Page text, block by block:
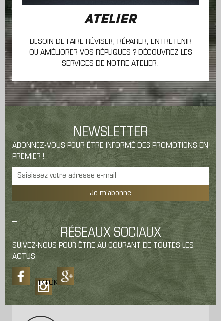
ATELIER
BESOIN DE FAIRE RÉVISER, RÉPARER, ENTRETENIR
OU AMÉLIORER VOS RÉPLIQUES ? DÉCOUVREZ LES
SERVICES DE NOTRE ATELIER.
NEWSLETTER
ABONNEZ-VOUS POUR ÊTRE INFORMÉ DES PROMOTIONS EN
PREMIER !
Je m'abonne
RÉSEAUX SOCIAUX
SUIVEZ-NOUS POUR ÊTRE AU COURANT DE TOUTES LES
ACTUS
TIKTOK